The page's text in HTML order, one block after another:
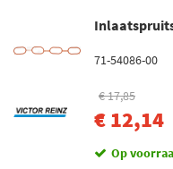
71-54086-00
€ 17,85
€ 12,14
Op